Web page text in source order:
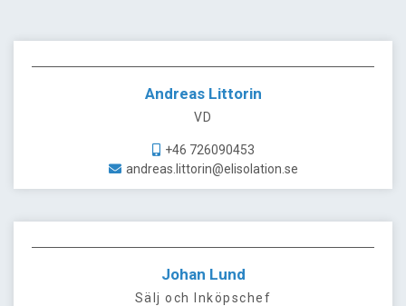
Andreas Littorin
VD
+46 726090453
andreas.littorin@elisolation.se
Johan Lund
Sälj och Inköpschef